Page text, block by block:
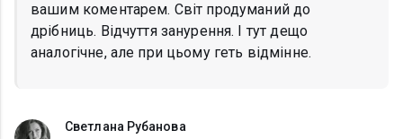
вашим коментарем. Світ продуманий до
дрібниць. Відчуття занурення. І тут дещо
аналогічне, але при цьому геть відмінне.
Светлана Рубанова